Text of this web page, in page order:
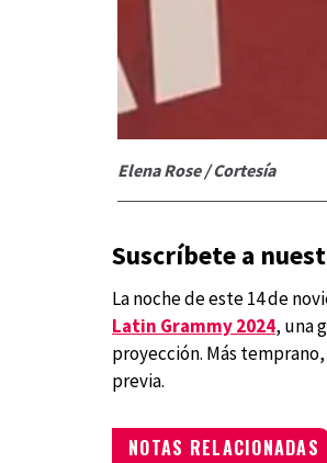
Elena Rose / Cortesía
Suscríbete a
La noche de este 14 de
Latin Grammy 2024, una
proyección. Más
previa.
NOTAS RELACIONADAS